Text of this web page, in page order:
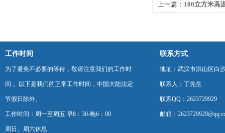
上一篇： 100立方米高
工作时间
为了避免不必要的等待，敬请注意我们的工作时
间 。以下是我们的正常工作时间，中国大陆法定
节假日除外。
工作时间：周一至周五 早8：30-晚6：00
周日、周六休息
联系方式
地址：武汉市洪山区白
联系人：丁先生
联系QQ：2623729929
邮箱：